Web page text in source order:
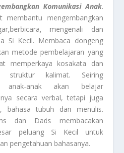
Komunikasi Anak.
mengembangkan
mengenali dan
Si Kecil. Membaca dongeng
metode pembelajaran yang
memperkaya kosakata dan
struktur kalimat. Seiring
anak-anak akan belajar
secara verbal, tetapi juga
bahasa tubuh dan menulis.
dan Dads membacakan
peluang Si Kecil untuk
pengetahuan bahasanya.